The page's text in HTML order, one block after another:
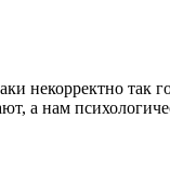
некорректно так
а нам